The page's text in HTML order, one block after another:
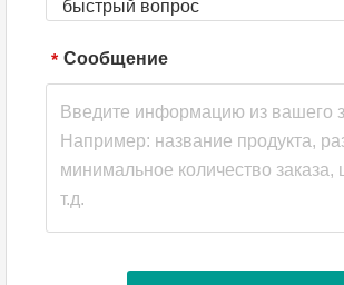
быстрый вопрос
* Сообщение